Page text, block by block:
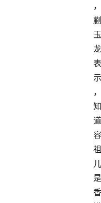
，
蒯
玉
龙
表
示
，
知
道
容
祖
儿
是
香